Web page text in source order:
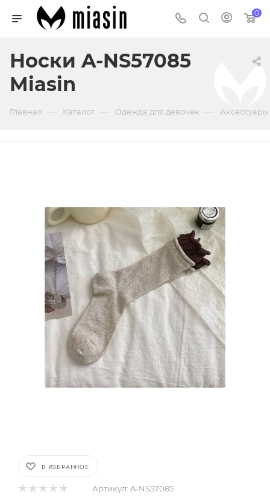
0
Носки A-NS57085
Miasin
Главная Каталог Одежда для девочек
В ИЗБРАННОЕ
Артикул: A-NS57085